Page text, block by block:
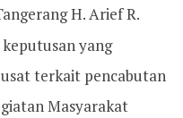
H. Arief R.
yang
terkait pencabutan
Masyarakat